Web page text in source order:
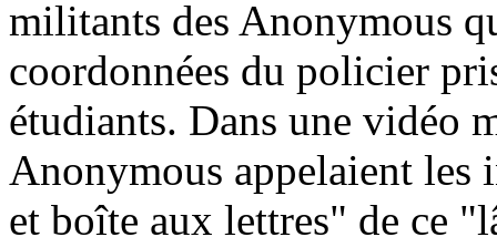
militants des Anonymous
coordonnées du policier
étudiants. Dans une vidéo
Anonymous appelaient les
et boîte aux lettres" de ce